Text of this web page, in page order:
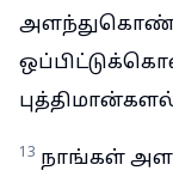
13 நாங்கள்